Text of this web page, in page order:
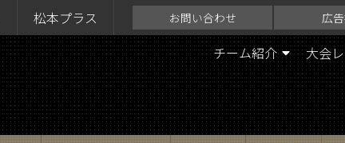
松本プラス お問い合わせ 広
チーム紹介 大会